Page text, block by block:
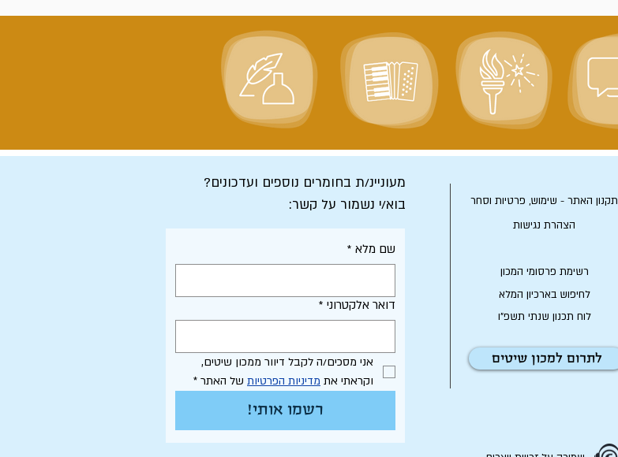
מעוניינ/ת בחומרים נוספים ועדכונים?
בוא/י נשמור על קשר:
שם מלא *
דואר אלקטרוני *
וקראתי את מדיניות הפרטיות של האתר *
רשמו אותי!
תקנון האתר - שימוש, פרטיות וסחר
הצהרת נגישות
רשימת פרסומי המכון
לחיפוש בארכיון המלא
לוח תכנון שנתי תשפ"ו
לתרום למכון שיטים